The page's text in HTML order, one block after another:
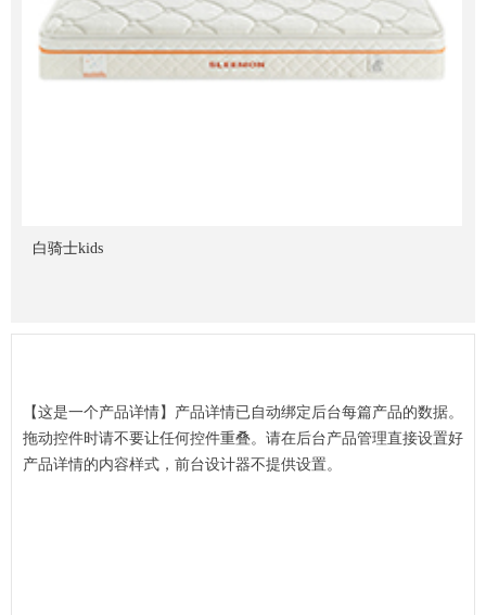
白骑士kids
【这是一个产品详情】产品详情已自动绑定后台每篇产品的数据。
拖动控件时请不要让任何控件重叠。请在后台产品管理直接设置好
产品详情的内容样式，前台设计器不提供设置。